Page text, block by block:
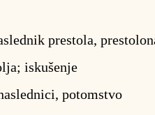
prestola,
iskušenje
potomstvo